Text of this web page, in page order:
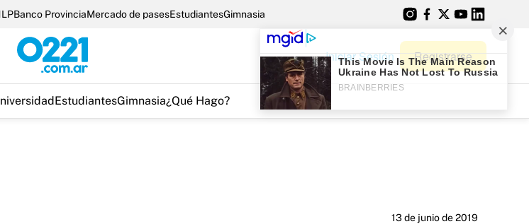
Banco ProvinciaMercado de pasesEstudiantesGimnasia
Iniciar Sesión Registrarse
EstudiantesGimnasia¿Qué Hago?
13 de junio de 2019